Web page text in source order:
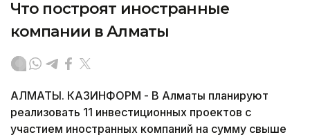
Что построят иностранные
компании в Алматы
АЛМАТЫ. КАЗИНФОРМ - В Алматы планируют
реализовать 11 инвестиционных проектов с
участием иностранных компаний на сумму свыше